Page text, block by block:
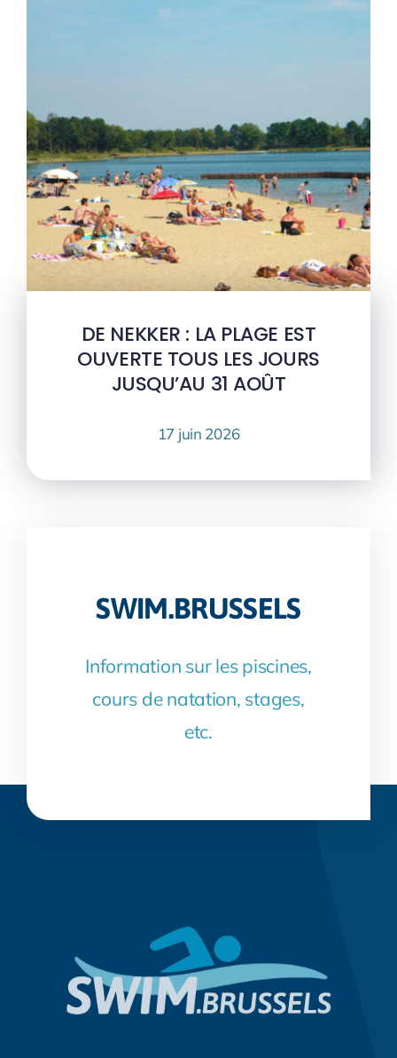
DE NEKKER : LA PLAGE EST
OUVERTE TOUS LES JOURS
JUSQU’AU 31 AOÛT
17 juin 2026
SWIM.BRUSSELS
Information sur les piscines,
cours de natation, stages,
etc.